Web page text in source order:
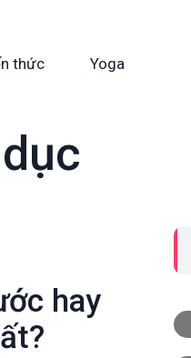
thức Yoga
hay